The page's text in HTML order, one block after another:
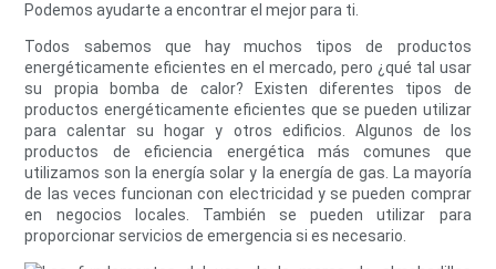
Podemos ayudarte a encontrar el mejor para ti.
Todos sabemos que hay muchos tipos de productos
energéticamente eficientes en el mercado, pero ¿qué tal usar
su propia bomba de calor? Existen diferentes tipos de
productos energéticamente eficientes que se pueden utilizar
para calentar su hogar y otros edificios. Algunos de los
productos de eficiencia energética más comunes que
utilizamos son la energía solar y la energía de gas. La mayoría
de las veces funcionan con electricidad y se pueden comprar
en negocios locales. También se pueden utilizar para
proporcionar servicios de emergencia si es necesario.